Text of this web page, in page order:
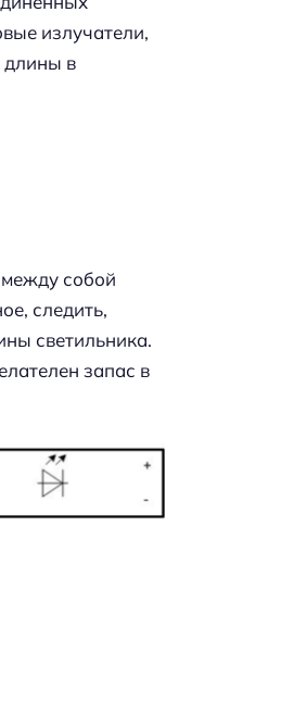
излучатели,
длины в
собой
следить,
светильника.
запас в